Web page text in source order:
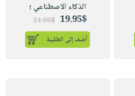
الذكاء الاصطناعي ؛
19.95$
21.00$
أضف إلى الطلبية